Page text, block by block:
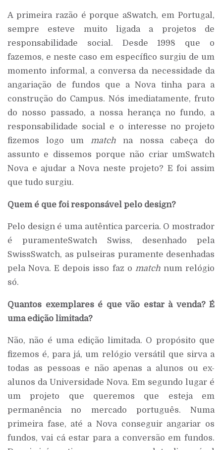
A primeira razão é porque aSwatch, em Portugal,
sempre esteve muito ligada a projetos de
responsabilidade social. Desde 1998 que o
fazemos, e neste caso em específico surgiu de um
momento informal, a conversa da necessidade da
angariação de fundos que a Nova tinha para a
construção do Campus. Nós imediatamente, fruto
do nosso passado, a nossa herança no fundo, a
responsabilidade social e o interesse no projeto
fizemos logo ummatch na nossa cabeça do
assunto e dissemos porque não criar umSwatch
Nova e ajudar a Nova neste projeto? E foi assim
que tudo surgiu.
Quem é que foi responsável pelo design?
Pelo design é uma autêntica parceria. O mostrador
é puramenteSwatch Swiss, desenhado pela
SwissSwatch, as pulseiras puramente desenhadas
pela Nova. E depois isso faz o matchnum relógio
só.
Quantos exemplares é que vão estar à venda? É
uma edição limitada?
Não, não é uma edição limitada. O propósito que
fizemos é, para já, um relógio versátil que sirva a
todas as pessoas e não apenas a alunos ou ex-
alunos da Universidade Nova. Em segundo lugar é
um projeto que queremos que esteja em
permanência no mercado português. Numa
primeira fase, até a Nova conseguir angariar os
fundos, vai cá estar para a conversão em fundos.